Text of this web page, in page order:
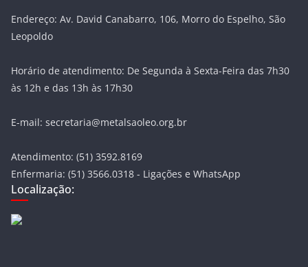
Endereço: Av. David Canabarro, 106, Morro do Espelho, São
Leopoldo
Horário de atendimento: De Segunda à Sexta-Feira das 7h30
às 12h e das 13h às 17h30
E-mail: secretaria@metalsaoleo.org.br
Atendimento: (51) 3592.8169
Enfermaria: (51) 3566.0318 - Ligações e WhatsApp
Localização: